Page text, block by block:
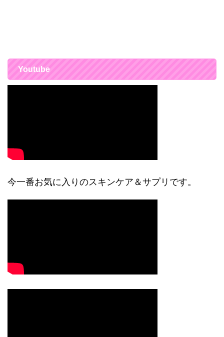
Youtube
今一番お気に入りのスキンケア＆サプリです。